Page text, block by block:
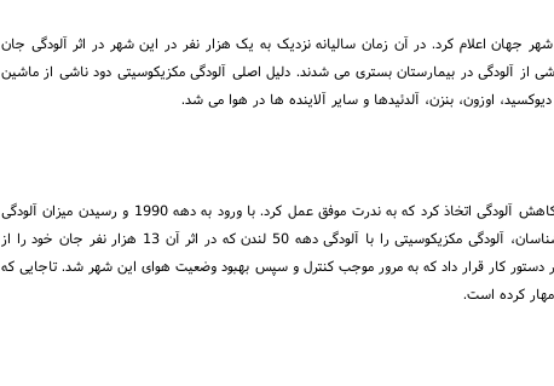
ترین شهر جهان اعلام کرد. در آن زمان سالیانه نزدیک به یک هزار نفر در این شهر در اثر آلودگی جان
در اثر بیماری های ناشی از آلودگی در بیمارستان بستری می شدند. دلیل اصلی آلودگی مکزیکوسیتی دود ناشی از ماشین
اوزون، بنزن، آلدئیدها و سایر آلاینده ها در هوا می شد.
دولت مکزیک از دهه 1980 تصمیماتی را در خصوص کنترل و کاهش آلودگی اتخاذ کرد که به ندرت موفق عمل کرد. با ورود به دهه 1990 و رسیدن میزان آلودگی
مکزیکوسیتی به بحرانی ترین مرز ممکن، بطوریکه بسیاری کارشناسان، آلودگی مکزیکوسیتی را با آلودگی دهه 50 لندن که در اثر آن 13 هزار نفر جان خود را از
کار قرار داد که به مرور موجب کنترل و سپس بهبود وضعیت هوای این شهر شد. تاجایی که
کرده است.